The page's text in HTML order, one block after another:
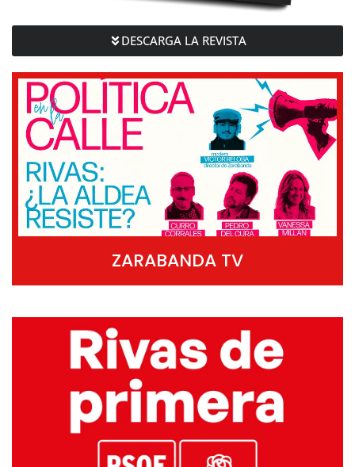
DESCARGA LA REVISTA
ZARABANDA TV